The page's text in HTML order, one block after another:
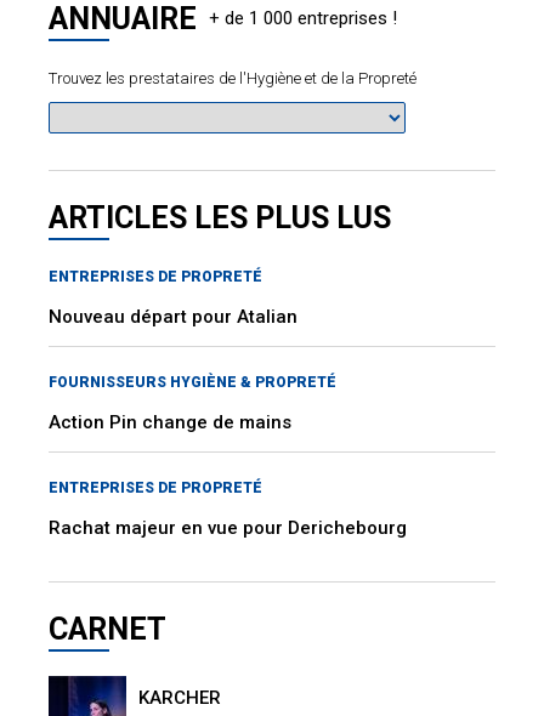
ANNUAIRE
Trouvez les prestataires de l'Hygiène et de la Propreté
ARTICLES LES PLUS LUS
ENTREPRISES DE PROPRETÉ
Nouveau départ pour Atalian
FOURNISSEURS HYGIÈNE & PROPRETÉ
Action Pin change de mains
ENTREPRISES DE PROPRETÉ
Rachat majeur en vue pour Derichebourg
CARNET
KARCHER